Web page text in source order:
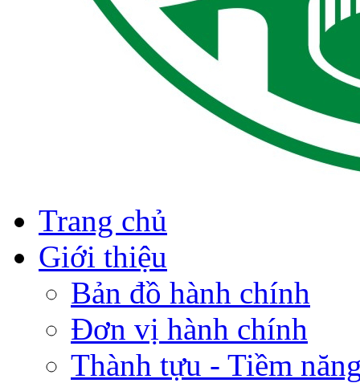
Trang chủ
Giới thiệu
Bản đồ hành chính
Đơn vị hành chính
Thành tựu - Tiềm